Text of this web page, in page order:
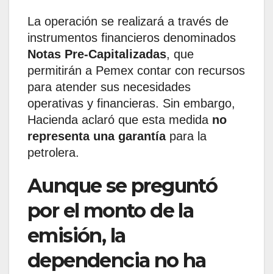
La operación se realizará a través de
instrumentos financieros denominados
Notas Pre-Capitalizadas, que
permitirán a Pemex contar con recursos
para atender sus necesidades
operativas y financieras. Sin embargo,
Hacienda aclaró que esta medida no
representa una garantíapara la
petrolera.
Aunque se preguntó
por el monto de la
emisión, la
dependencia no ha